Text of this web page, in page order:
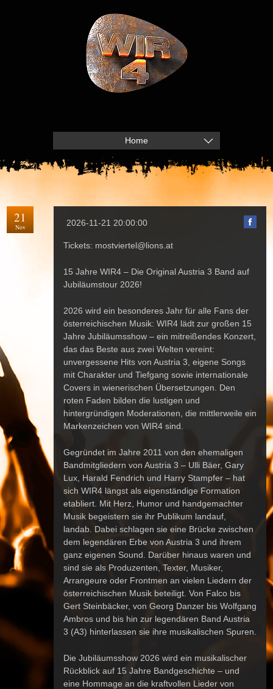
Home
21
Nov 2026-11-21 20:00:00
Tickets: mostviertel@lions.at
15 Jahre WIR4 – Die Original Austria 3 Band auf
Jubiläumstour 2026!
2026 wird ein besonderes Jahr für alle Fans der
österreichischen Musik: WIR4 lädt zur großen 15
Jahre Jubiläumsshow – ein mitreißendes Konzert,
das das Beste aus zwei Welten vereint:
unvergessene Hits von Austria 3, eigene Songs
mit Charakter und Tiefgang sowie internationale
Covers in wienerischen Übersetzungen . Den
roten Faden bilden die lustigen und
hintergründigen Moderationen, die mittlerweile ein
Markenzeichen von WIR4 sind.
Gegründet im Jahre 2011 von den ehemaligen
Bandmitgliedern von Austria 3 – Ulli Bäer, Gary
Lux, Harald Fendrich und Harry Stampfer – hat
sich WIR4 längst als eigenständige Formation
etabliert. Mit Herz, Humor und handgemachter
Musik begeistern sie ihr Publikum landauf,
landab. Dabei schlagen sie eine Brücke zwischen
dem legendären Erbe von Austria 3 und ihrem
ganz eigenen Sound. Darüber hinaus waren und
sind sie als Produzenten, Texter, Musiker,
Arrangeure oder Frontmen an vielen Liedern der
österreichischen Musik beteiligt. Von Falco bis
Gert Steinbäcker, von Georg Danzer bis Wolfgang
Ambros und bis hin zur legendären Band Austria
3 (A3) hinterlassen sie ihre musikalischen Spuren.
Die Jubiläumsshow 2026 wird ein musikalischer
Rückblick auf 15 Jahre Bandgeschichte – und
eine Hommage an die kraftvollen Lieder von